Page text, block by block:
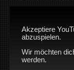
Akzeptiere
abzuspielen.
Wir möchten
werden.